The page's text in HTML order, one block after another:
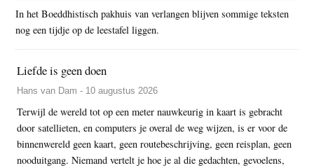
In het Boeddhistisch pakhuis van verlangen blijven sommige teksten
nog een tijdje op de leestafel liggen.
Liefde is geen doen
Hans van Dam - 10 augustus 2026
Terwijl de wereld tot op een meter nauwkeurig in kaart is gebracht
door satellieten, en computers je overal de weg wijzen, is er voor de
binnenwereld geen kaart, geen routebeschrijving, geen reisplan, geen
nooduitgang. Niemand vertelt je hoe je al die gedachten, gevoelens,